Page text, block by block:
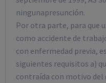
ningunapresunción.
Por otra parte, para que
como accidente de
con enfermedad previa,
siguientes requisitos a)
contraída con motivo del